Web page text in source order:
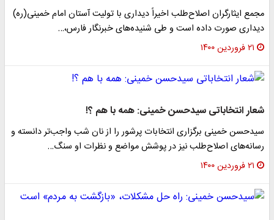
مجمع ایثارگران اصلاح‌طلب اخیراً دیداری با تولیت آستان امام خمینی(ره)
دیداری صورت داده است و طی شنیده‌های خبرنگار فارس،…
۲۱ فروردین ۱۴۰۰
شعار انتخاباتی سیدحسن خمینی: همه با هم ؟!
سیدحسن خمینی برگزاری انتخابات پرشور را از نان شب واجب‌تر دانسته و
رسانه‌های اصلاح‌طلب نیز در پوشش مواضع و نظرات او سنگ…
۲۱ فروردین ۱۴۰۰